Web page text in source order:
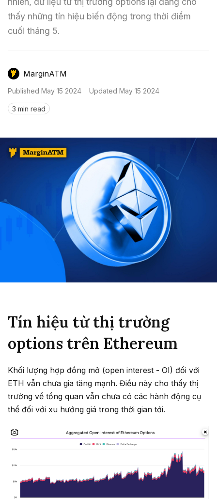
Kinh Nghiệm Đầu Tư
Sàn Giao Dịch
Công Cụ Đầu Tư
Mô Hình Biểu Đồ Giá
GameFi
Sign in
thấy những tín hiệu biến động trong thời điểm
cuối tháng 5.
MarginATM
Published May 15 2024 Updated May 15 2024
3 min read
Tín hiệu từ thị trường
options trên Ethereum
Khối lượng hợp đồng mở (open interest - OI) đối với
ETH vẫn chưa gia tăng mạnh. Điều này cho thấy thị
trường về tổng quan vẫn chưa có các hành động cụ
thể đối với xu hướng giá trong thời gian tới.